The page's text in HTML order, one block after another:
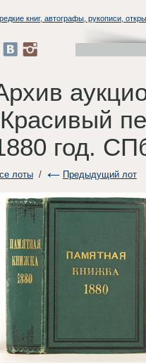
книг, автографы, рукописи,
год.
лоты/ Предыдущий лот